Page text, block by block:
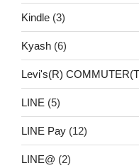
Kindle (3)
Kyash (6)
Levi's(R)
LINE (5)
LINE Pay (12)
LINE@ (2)